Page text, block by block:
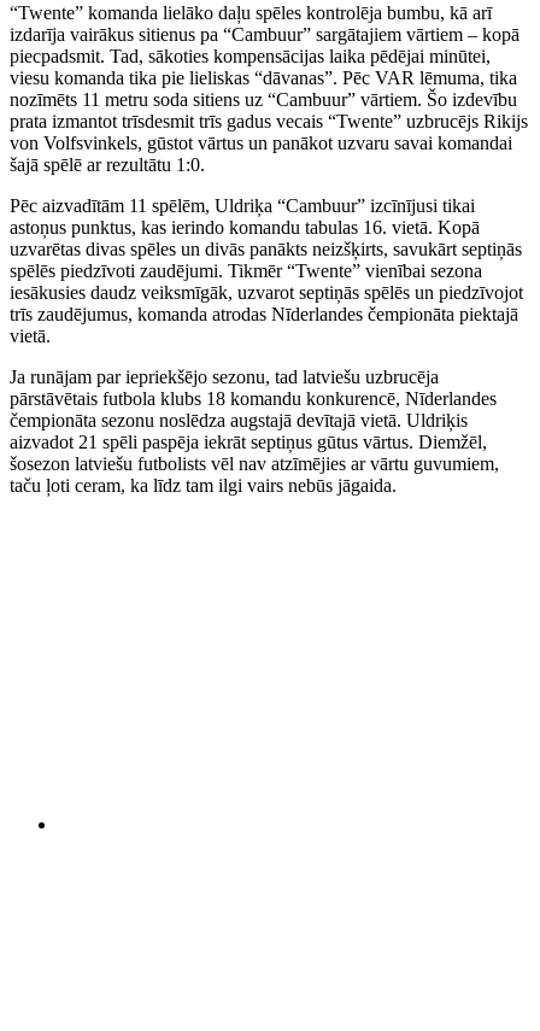
“Twente” komanda lielāko daļu spēles kontrolēja bumbu, kā arī
izdarīja vairākus sitienus pa “Cambuur” sargātajiem vārtiem – kopā
piecpadsmit. Tad, sākoties kompensācijas laika pēdējai minūtei,
viesu komanda tika pie lieliskas “dāvanas”. Pēc VAR lēmuma, tika
nozīmēts 11 metru soda sitiens uz “Cambuur” vārtiem. Šo izdevību
prata izmantot trīsdesmit trīs gadus vecais “Twente” uzbrucējs Rikijs
von Volfsvinkels, gūstot vārtus un panākot uzvaru savai komandai
šajā spēlē ar rezultātu 1:0.
Pēc aizvadītām 11 spēlēm, Uldriķa “Cambuur” izcīnījusi tikai
astoņus punktus, kas ierindo komandu tabulas 16. vietā. Kopā
uzvarētas divas spēles un divās panākts neizšķirts, savukārt septiņās
spēlēs piedzīvoti zaudējumi. Tikmēr “Twente” vienībai sezona
iesākusies daudz veiksmīgāk, uzvarot septiņās spēlēs un piedzīvojot
trīs zaudējumus, komanda atrodas Nīderlandes čempionāta piektajā
vietā.
Ja runājam par iepriekšējo sezonu, tad latviešu uzbrucēja
pārstāvētais futbola klubs 18 komandu konkurencē, Nīderlandes
čempionāta sezonu noslēdza augstajā devītajā vietā. Uldriķis
aizvadot 21 spēli paspēja iekrāt septiņus gūtus vārtus. Diemžēl,
šosezon latviešu futbolists vēl nav atzīmējies ar vārtu guvumiem,
taču ļoti ceram, ka līdz tam ilgi vairs nebūs jāgaida.